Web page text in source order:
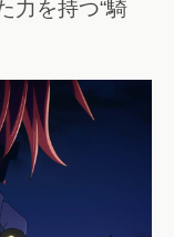
力を持つ“騎